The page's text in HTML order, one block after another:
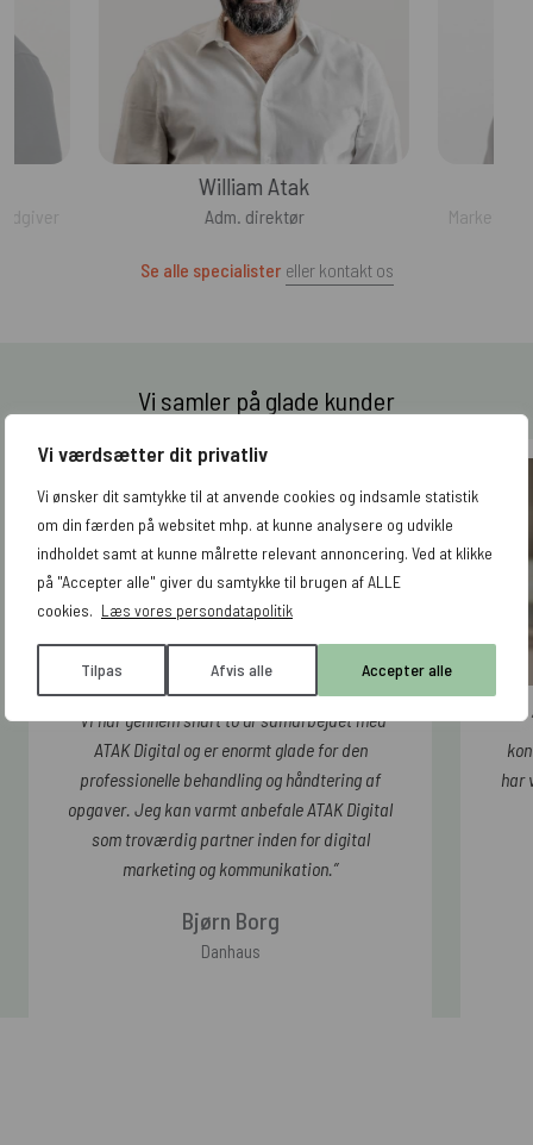
Vi værdsætter dit privatliv
Vi ønsker dit samtykke til at anvende cookies og indsamle statistik
om din færden på websitet mhp. at kunne analysere og udvikle
indholdet samt at kunne målrette relevant annoncering. Ved at klikke
på "Accepter alle" giver du samtykke til brugen af ALLE
cookies. Læs vores persondatapolitik
Tilpas Afvis alle Accepter alle
William Atak
Adm. direktør
Se alle specialister eller kontakt os
Vi samler på glade kunder
”Vi har gennem snart to år samarbejdet med
ATAK Digital og er enormt glade for den
professionelle behandling og håndtering af
opgaver. Jeg kan varmt anbefale ATAK Digital
som troværdig partner inden for digital
marketing og kommunikation.”
Bjørn Borg
Danhaus
har